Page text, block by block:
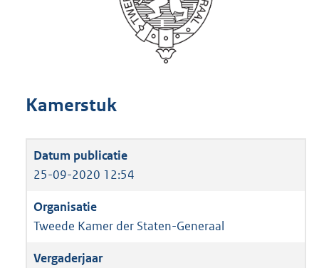
Kamerstuk
25-09-2020 12:54
Tweede Kamer der Staten-Generaal